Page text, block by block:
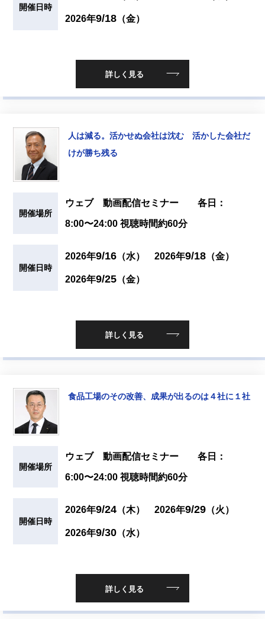
開催日時
2026年9/18 （金）
詳しく見る
人は減る。活かせぬ会社は沈む 活かした会社だ
けが勝ち残る
開催場所
ウェブ 動画配信セミナー 各日：
8:00〜24:00 視聴時間約60分
開催日時
2026年9/16 （水） 2026年9/18 （金）
2026年9/25 （金）
詳しく見る
食品工場のその改善、成果が出るのは４社に１社
開催場所
ウェブ 動画配信セミナー 各日：
6:00〜24:00 視聴時間約60分
開催日時
2026年9/24 （木） 2026年9/29 （火）
2026年9/30 （水）
詳しく見る